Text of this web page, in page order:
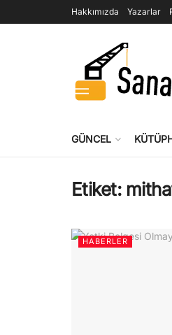
Hakkımızda Yazarlar
GÜNCEL
Etiket:
HABERLER